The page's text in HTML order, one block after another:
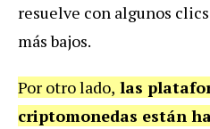
resuelve con algunos
más bajos.
Por otro lado, las
criptomonedas están